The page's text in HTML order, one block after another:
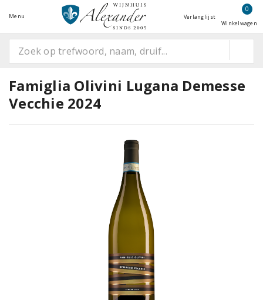
Menu Verlanglijst
0
Winkelwagen
Famiglia Olivini Lugana Demesse
Vecchie 2024